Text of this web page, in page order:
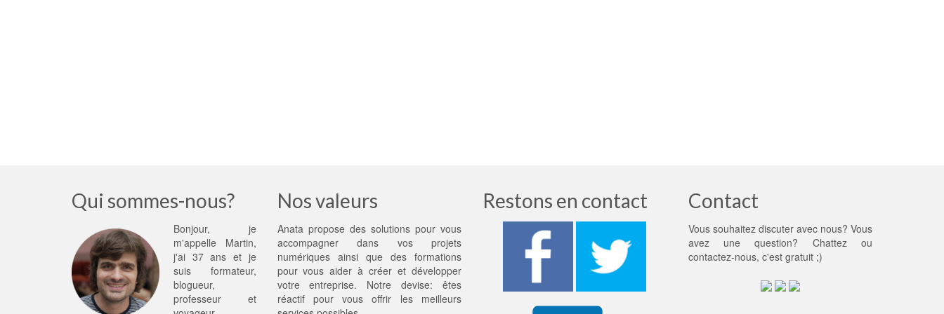
Qui sommes-nous?
Bonjour, je
m'appelle Martin,
j'ai 37 ans et je
suis formateur,
blogueur,
professeur et
Nos valeurs
Anata propose des solutions pour vous
accompagner dans vos projets
numériques ainsi que des formations
pour vous aider à créer et développer
votre entreprise. Notre devise: êtes
réactif pour vous offrir les meilleurs
Restons en contact Contact
Vous souhaitez discuter avec nous? Vous
avez une question? Chattez ou
contactez-nous, c'est gratuit ;)